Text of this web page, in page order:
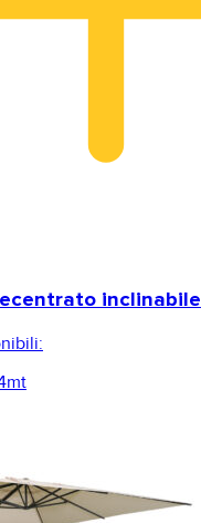
inclinabile